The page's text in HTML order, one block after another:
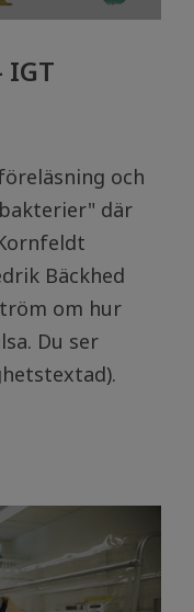
och
där
Bäckhed
om hur
Du ser